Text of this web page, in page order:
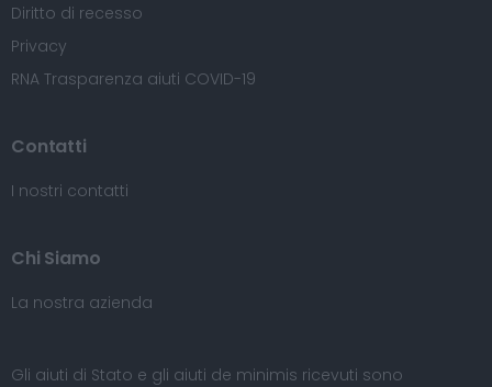
Diritto di recesso
Privacy
RNA Trasparenza aiuti COVID-19
Contatti
I nostri contatti
Chi Siamo
La nostra azienda
Gli aiuti di Stato e gli aiuti de minimis ricevuti sono